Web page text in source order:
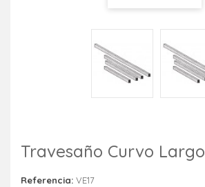
Travesaño Curvo Largo
Referencia: VE17